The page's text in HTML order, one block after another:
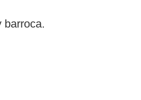
barroca.